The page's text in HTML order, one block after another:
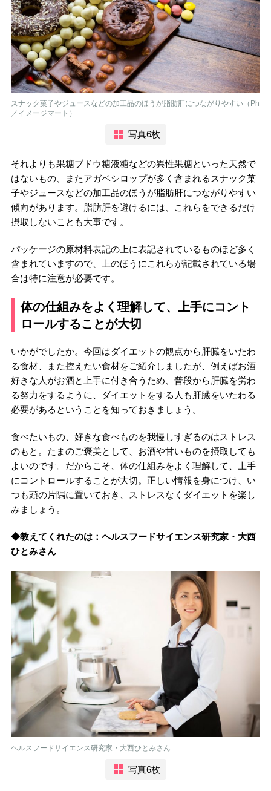
スナック菓子やジュースなどの加工品のほうが脂肪肝につながりやすい（Ph
／イメージマート）
写真6枚
それよりも果糖ブドウ糖液糖などの異性果糖といった天然で
はないもの、またアガベシロップが多く含まれるスナック菓
子やジュースなどの加工品のほうが脂肪肝につながりやすい
傾向があります。脂肪肝を避けるには、これらをできるだけ
摂取しないことも大事です。
パッケージの原材料表記の上に表記されているものほど多く
含まれていますので、上のほうにこれらが記載されている場
合は特に注意が必要です。
体の仕組みをよく理解して、上手にコント
ロールすることが大切
いかがでしたか。今回はダイエットの観点から肝臓をいたわ
る食材、また控えたい食材をご紹介しましたが、例えばお酒
好きな人がお酒と上手に付き合うため、普段から肝臓を労わ
る努力をするように、ダイエットをする人も肝臓をいたわる
必要があるということを知っておきましょう。
食べたいもの、好きな食べものを我慢しすぎるのはストレス
のもと。たまのご褒美として、お酒や甘いものを摂取しても
よいのです。だからこそ、体の仕組みをよく理解して、上手
にコントロールすることが大切。正しい情報を身につけ、い
つも頭の片隅に置いておき、ストレスなくダイエットを楽し
みましょう。
◆教えてくれたのは：ヘルスフードサイエンス研究家・大西
ひとみさん
ヘルスフードサイエンス研究家・大西ひとみさん
写真6枚